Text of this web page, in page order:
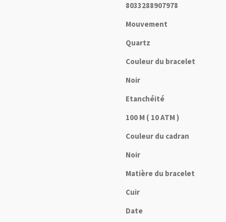
8033288907978
Mouvement
Quartz
Couleur du bracelet
Noir
Etanchéité
100 M ( 10 ATM )
Couleur du cadran
Noir
Matière du bracelet
Cuir
Date